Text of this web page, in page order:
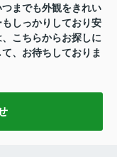
までも外観をきれい
しっかりしており安
こちらからお探しに
、お待ちしておりま